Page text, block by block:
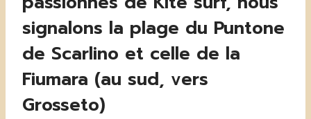
signalons la plage du Puntone
de Scarlino et celle de la
Fiumara (au sud, vers
Grosseto)